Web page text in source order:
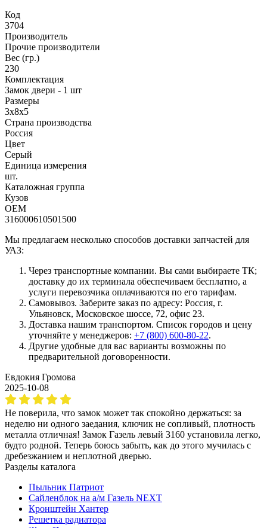
Код
3704
Производитель
Прочие производители
Вес (гр.)
230
Комплектация
Замок двери - 1 шт
Размеры
3х8х5
Страна производства
Россия
Цвет
Серый
Единица измерения
шт.
Каталожная группа
Кузов
OEM
316000610501500
Мы предлагаем несколько способов доставки запчастей для
УАЗ:
Через транспортные компании. Вы сами выбираете ТК;
доставку до их терминала обеспечиваем бесплатно, а
услуги перевозчика оплачиваются по его тарифам.
Самовывоз. Заберите заказ по адресу: Россия, г.
Ульяновск, Московское шоссе, 72, офис 23.
Доставка нашим транспортом. Список городов и цену
уточняйте у менеджеров: +7 (800) 600-80-22.
Другие удобные для вас варианты возможны по
предварительной договоренности.
Евдокия Громова
2025-10-08
Не поверила, что замок может так спокойно держаться: за
неделю ни одного заедания, ключик не сопливый, плотность
металла отличная! Замок Газель левый 3160 установила легко,
будто родной. Теперь боюсь забыть, как до этого мучилась с
дребезжанием и неплотной дверью.
Разделы каталога
Пыльник Патриот
Сайленблок на а/м Газель NEXT
Кронштейн Хантер
Решетка радиатора